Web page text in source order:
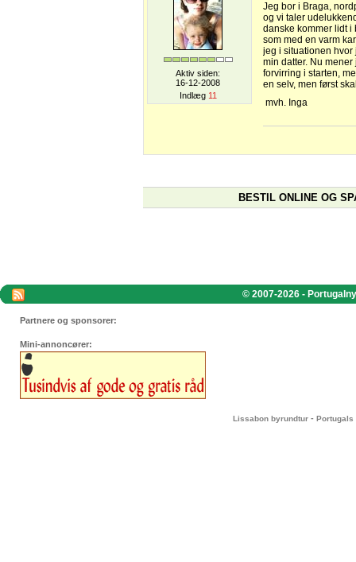
Aktiv siden:
16-12-2008
Indlæg 11
Jeg bor i Braga,
og vi taler
danske kommer lidt i
som med en varm
jeg i situationen
min datter. Nu
forvirring i starten,
en selv, men først
mvh. Inga
BESTIL ONLINE OG
© 2007-2026 -
Partnere og sponsorer:
Mini-annoncører:
Lissabon byrundtur -